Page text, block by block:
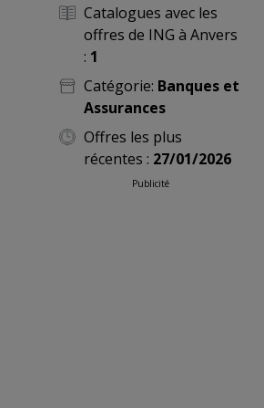
Catalogues avec les
offres de ING à Anvers
: 1
Catégorie: Banques et
Assurances
Offres les plus
récentes : 27/01/2026
Publicité